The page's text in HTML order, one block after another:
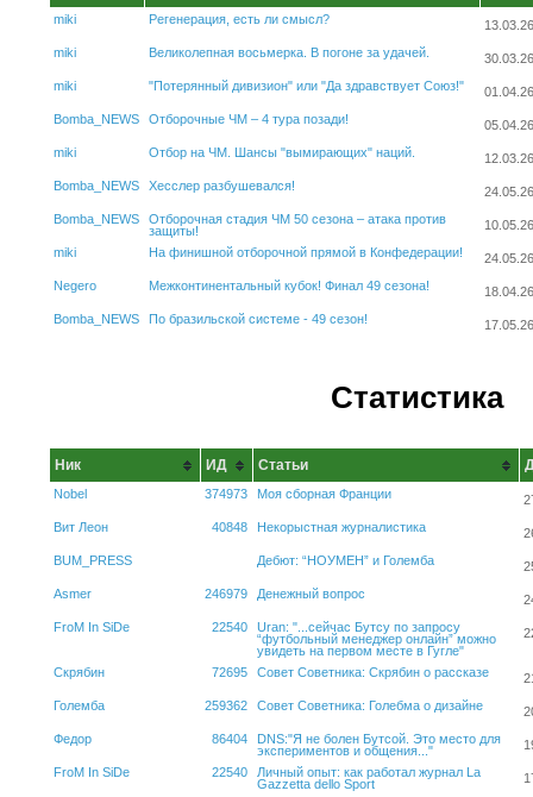
miki Регенерация, есть ли смысл?
13.03.26
miki
Великолепная восьмерка. В погоне за удачей.
30.03.26
miki
"Потерянный дивизион" или "Да здравствует Союз!"
01.04.26
Bomba_NEWS
Отборочные ЧМ – 4 тура позади!
05.04.26
miki
Отбор на ЧМ. Шансы "вымирающих" наций.
12.03.26
Bomba_NEWS
Хесслер разбушевался!
24.05.26
Bomba_NEWS
Отборочная стадия ЧМ 50 сезона – атака против
защиты!
10.05.26
miki
На финишной отборочной прямой в Конфедерации!
24.05.26
Negero
Межконтинентальный кубок! Финал 49 сезона!
18.04.26
Bomba_NEWS
По бразильской системе - 49 сезон! 17.05.26
Статистика
Ник ИД Статьи
Nobel 374973 Моя сборная Франции
Вит Леон
40848 Некорыстная журналистика
BUM_PRESS
Дебют: “НОУМЕН” и Големба
Asmer
246979 Денежный вопрос
FroM In SiDe
22540
Uran: "...сейчас Бутсу по запросу
“футбольный менеджер онлайн” можно
увидеть на первом месте в Гугле"
Скрябин 72695 Совет Советника: Скрябин о рассказе
Големба
259362 Совет Советника: Голебма о дизайне
Федор
86404
DNS:"Я не болен Бутсой. Это место для
экспериментов и общения..."
FroM In SiDe
22540
Личный опыт: как работал журнал La
Gazzetta dello Sport